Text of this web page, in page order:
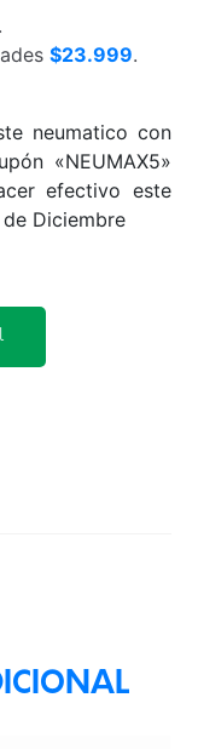
$23.999.
neumatico con
«NEUMAX5»
efectivo este
Diciembre